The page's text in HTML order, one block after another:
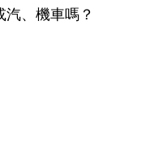
、機車嗎？